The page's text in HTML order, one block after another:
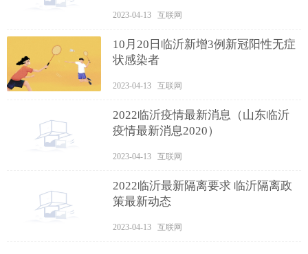
2023-04-13 互联网
10月20日临沂新增3例新冠阳性无症
状感染者
2023-04-13 互联网
2022临沂疫情最新消息（山东临沂
疫情最新消息2020）
2023-04-13 互联网
2022临沂最新隔离要求 临沂隔离政
策最新动态
2023-04-13 互联网